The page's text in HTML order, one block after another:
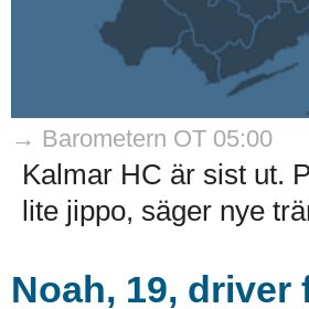
→ Barometern OT 05:00
Kalmar HC är sist ut.
lite jippo, säger nye
Noah, 19,